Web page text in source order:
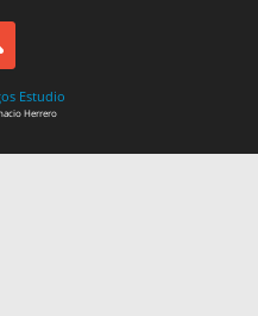
Estudio
Herrero